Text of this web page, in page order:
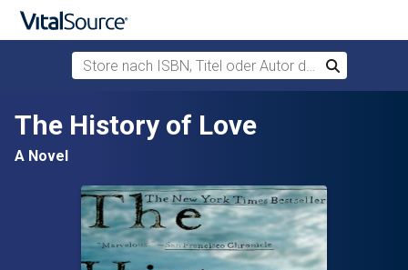
Zum Hauptinhalt springen
Store nach ISBN, Titel oder Autor durchsuchen
Suchen
The History of Love
A Novel